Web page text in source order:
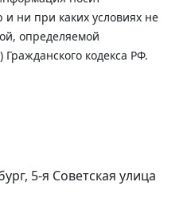
ни при каких условиях не
определяемой
кодекса РФ.
5-я Советская улица